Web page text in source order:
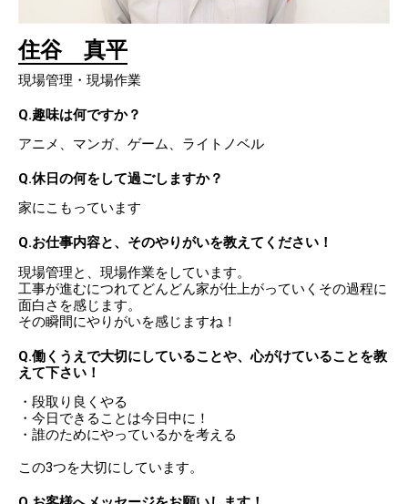
住谷 真平
現場管理・現場作業
Q.趣味は何ですか？
アニメ、マンガ、ゲーム、ライトノベル
Q.休日の何をして過ごしますか？
家にこもっています
Q.お仕事内容と、そのやりがいを教えてください！
現場管理と、現場作業をしています。
工事が進むにつれてどんどん家が仕上がっていくその過程に
面白さを感じます。
その瞬間にやりがいを感じますね！
Q.働くうえで大切にしていることや、心がけていることを教
えて下さい！
・段取り良くやる
・今日できることは今日中に！
・誰のためにやっているかを考える
この3つを大切にしています。